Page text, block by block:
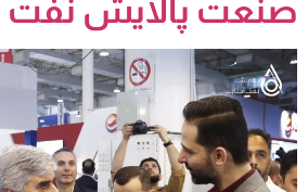
صنعت پالایش نفت